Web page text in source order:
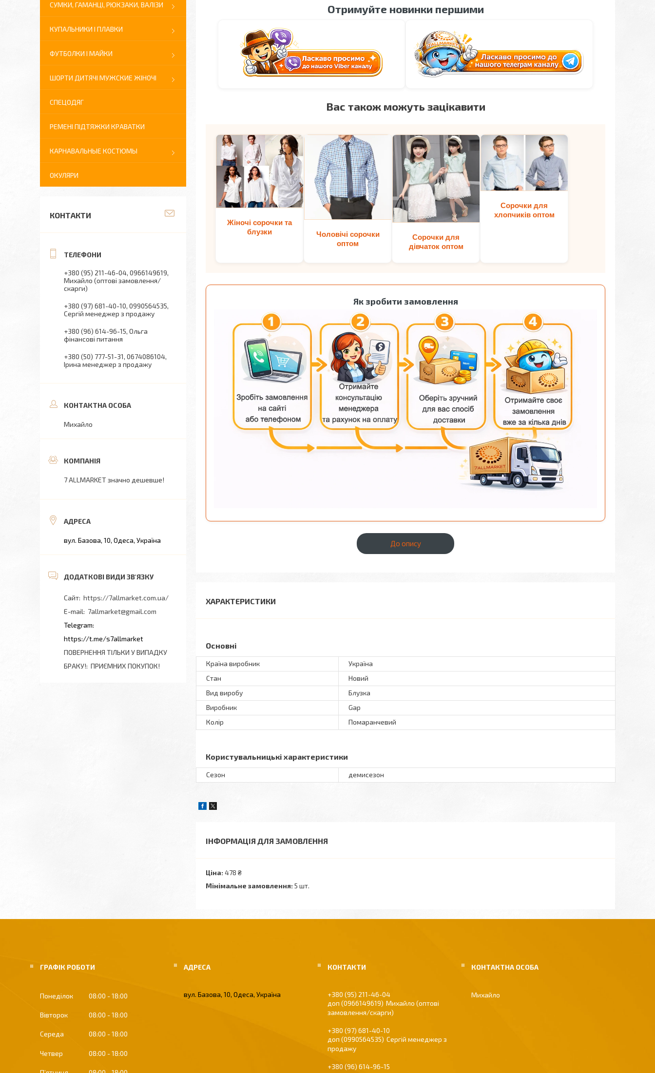
Отримуйте новинки першими
Вас також можуть зацікавити
Жіночі сорочки та
блузки
Чоловічі сорочки
оптом
Сорочки для
дівчаток оптом
Сорочки для
хлопчиків оптом
Як зробити замовлення
До опису
ХАРАКТЕРИСТИКИ
Основні
Країна виробник
Україна
Стан
Новий
Вид виробу
Блузка
Виробник
Gap
Колір
Помаранчевий
Користувальницькі характеристики
Сезон демисезон
ІНФОРМАЦІЯ ДЛЯ ЗАМОВЛЕННЯ
Ціна: 478 ₴
Мінімальне замовлення: 5 шт.
СУМКИ, ГАМАНЦІ, РЮКЗАКИ, ВАЛІЗИ
КУПАЛЬНИКИ І ПЛАВКИ
ФУТБОЛКИ І МАЙКИ
ШОРТИ ДИТЯЧІ МУЖСКИЕ ЖІНОЧІ
СПЕЦОДЯГ
РЕМЕНІ ПІДТЯЖКИ КРАВАТКИ
КАРНАВАЛЬНЫЕ КОСТЮМЫ
ОКУЛЯРИ
КОНТАКТИ
+380 (95) 211-46-04 0966149619
Михайло (оптові замовлення/
скарги)
+380 (97) 681-40-10 0990564535
Сергій менеджер з продажу
+380 (96) 614-96-15 Ольга
фінансові питання
+380 (50) 777-51-31 0674086104
Ірина менеджер з продажу
Михайло
7 ALLMARKET значно дешевше!
вул. Базова, 10, Одеса, Україна
https://7allmarket.com.ua/
7allmarket@gmail.com
https://t.me/s7allmarket
ПОВЕРНЕННЯ ТІЛЬКИ У ВИПАДКУ
БРАКУ! ПРИЄМНИХ ПОКУПОК!
ГРАФІК РОБОТИ
Понеділок 08:00 18:00
Вівторок 08:00 18:00
Середа 08:00 18:00
Четвер 08:00 18:00
вул. Базова, 10, Одеса, Україна
+380 (95) 211-46-04
0966149619
Михайло (оптові
замовлення/скарги)
+380 (97) 681-40-10
0990564535
Сергій менеджер з
продажу
+380 (96) 614-96-15
Михайло